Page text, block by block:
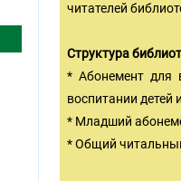
читателей
Структура
* Абонемент для
воспитании
* Младший
* Общий